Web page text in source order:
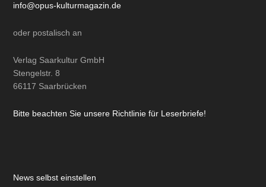
info@opus-kulturmagazin.de
oder postalisch an
Verlag Saarkultur GmbH
Stengelstr. 8
66117 Saarbrücken
Bitte beachten Sie unsere Richtlinie für Leserbriefe!
News selbst einstellen